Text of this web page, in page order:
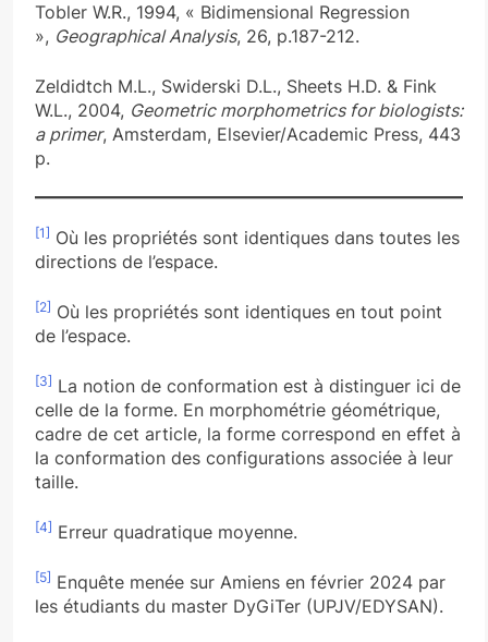
Tobler W.R., 1994, « Bidimensional Regression
», Geographical Analysis, 26, p.187-212.
Zeldidtch M.L., Swiderski D.L., Sheets H.D. & Fink
W.L., 2004, Geometric morphometrics for biologists:
a primer, Amsterdam, Elsevier/Academic Press, 443
p.
[1] Où les propriétés sont identiques dans toutes les
directions de l’espace.
[2] Où les propriétés sont identiques en tout point
de l’espace.
[3] La notion de conformation est à distinguer ici de
celle de la forme. En morphométrie géométrique,
cadre de cet article, la forme correspond en effet à
la conformation des configurations associée à leur
taille.
[4] Erreur quadratique moyenne.
[5] Enquête menée sur Amiens en février 2024 par
les étudiants du master DyGiTer (UPJV/EDYSAN).